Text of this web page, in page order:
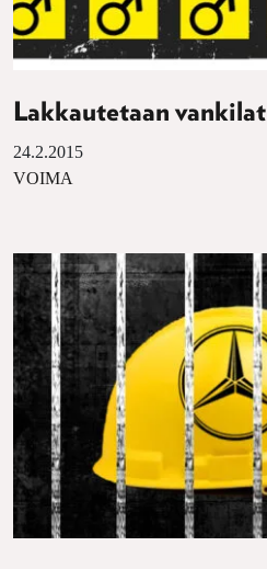
Lakkautetaan vankilat
24.2.2015
VOIMA